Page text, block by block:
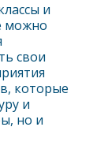
и
можно
свои
которые
и
но и